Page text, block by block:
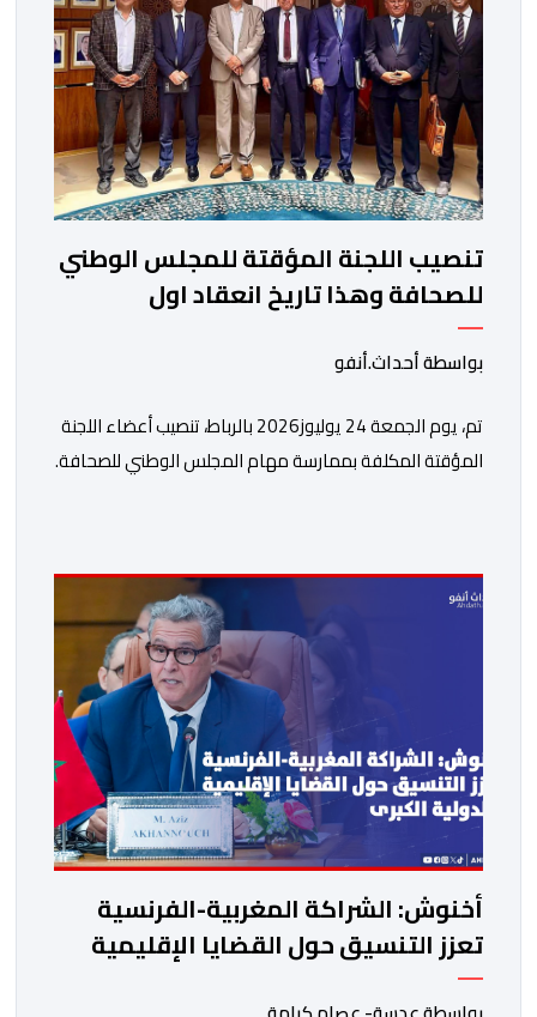
تنصيب اللجنة المؤقتة للمجلس الوطني
للصحافة وهذا تاريخ انعقاد اول
اجتماعاتها
بواسطة أحداث.أنفو
تم، يوم الجمعة 24 يوليوز2026 بالرباط، تنصيب أعضاء اللجنة
المؤقتة المكلفة بممارسة مهام المجلس الوطني للصحافة.
القانون رقم 09.26 المتعلق بإعادة تنظيم المجلس الوطني
للصحافة، ستتولى، بصفة انتقالية، ممارسة مهام المجلس
الوطني للصحافة، وكذا التحضير لعمليات انتخاب […]
أخنوش: الشراكة المغربية-الفرنسية
تعزز التنسيق حول القضايا الإقليمية
والدولية الكبرى